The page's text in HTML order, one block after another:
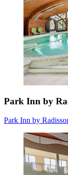
Park Inn by
Park Inn by